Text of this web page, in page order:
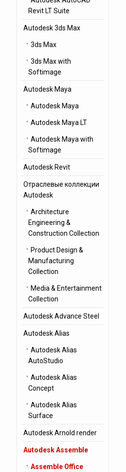
Revit LT Suite
Autodesk 3ds Max
3ds Max
3ds Max with
Softimage
Autodesk Maya
Autodesk Maya
Autodesk Maya LT
Autodesk Maya with
Softimage
Autodesk Revit
Отраслевые коллекции
Autodesk
Architecture
Engineering &
Construction Collection
Product Design &
Manufacturing
Collection
Media & Entertainment
Collection
Autodesk Advance Steel
Autodesk Alias
Autodesk Alias
AutoStudio
Autodesk Alias
Concept
Autodesk Alias
Surface
Autodesk Arnold render
Autodesk Assemble
Assemble Office